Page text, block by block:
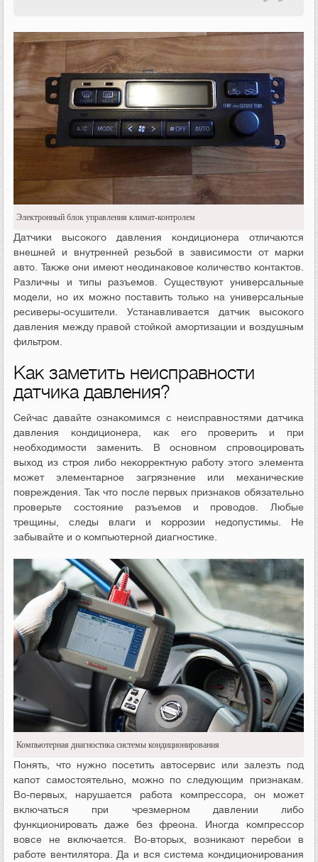
Электронный блок управления климат-контролем
Датчики высокого давления кондиционера отличаются
внешней и внутренней резьбой в зависимости от марки
авто. Также они имеют неодинаковое количество контактов.
Различны и типы разъемов. Существуют универсальные
модели, но их можно поставить только на универсальные
ресиверы-осушители. Устанавливается датчик высокого
давления между правой стойкой амортизации и воздушным
фильтром.
Как заметить неисправности
датчика давления?
Сейчас давайте ознакомимся с неисправностями датчика
давления кондиционера, как его проверить и при
необходимости заменить. В основном спровоцировать
выход из строя либо некорректную работу этого элемента
может элементарное загрязнение или механические
повреждения. Так что после первых признаков обязательно
проверьте состояние разъемов и проводов. Любые
трещины, следы влаги и коррозии недопустимы. Не
забывайте и о компьютерной диагностике.
Компьютерная диагностика системы кондиционирования
Понять, что нужно посетить автосервис или залезть под
капот самостоятельно, можно по следующим признакам.
Во-первых, нарушается работа компрессора, он может
включаться при чрезмерном давлении либо
функционировать даже без фреона. Иногда компрессор
вовсе не включается. Во-вторых, возникают перебои в
работе вентилятора. Да и вся система кондиционирования